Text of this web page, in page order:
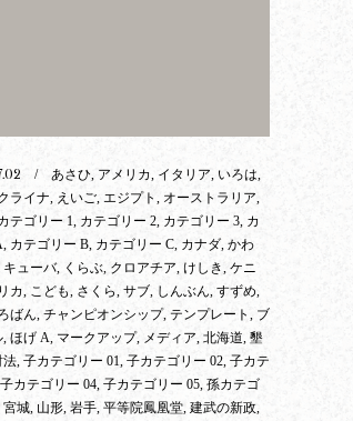
/ あさひ, アメリカ, イタリア, いろは,
ライナ, えいご, エジプト, オーストラリア,
テゴリー 1, カテゴリー 2, カテゴリー 3, カ
カテゴリー B, カテゴリー C, カナダ, かわ
ューバ, くらぶ, クロアチア, けしき, ケニ
カ, こども, さくら, サブ, しんぶん, すずめ,
ばん, チャンピオンシップ, テンプレート, ブ
, ほげ A, マークアップ, メディア, 北海道, 墾
法, 子カテゴリー 01, 子カテゴリー 02, 子カテ
カテゴリー 04, 子カテゴリー 05, 孫カテゴ
宮城, 山形, 岩手, 平等院鳳凰堂, 建武の新政,